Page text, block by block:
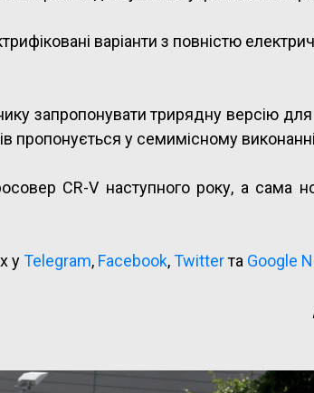
варіанти з повністю
запропонувати трирядну версію для
пропонується у семимісному
CR-V наступного року, а сама
уTelegram, Facebook,Twitterта Google